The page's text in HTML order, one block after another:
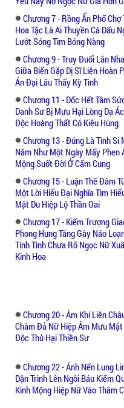
đó cha mẹ có thể
con cái thông qua
“Người ta bảo hai
ngọc nữ hạ phàm,
Ừ, hôm nay mình
của chúng, kẻo
là hai đứa cháu
không những
khác gì nhau, trên
cái lún đồng tiền.
đồng tiền của cô
em thì bên phải.
Ông ta đang nghĩ
của mình thì chợt
nói chuyện.
“Không sai
ta...”
Chương 7 - Rồng Ẩn Phố Chợ
Hoa Tặc Là Ai Thuyền Cá Dấu
Lướt Sóng Tìm Bóng Nàng
Chương 9 - Truy Đuổi Lẫn
Giữa Biển Gặp Dị Sĩ Liên Hoàn
Án Đại Lâu Thấy Kỳ Tình
Chương 11 - Dốc Hết Tâm
Danh Sư Bị Mưu Hại Lòng Dạ Ác
Độc Hoàng Thất Có Kiêu Hùng
Chương 13 - Đúng Là Tình Si
Năm Như Một Ngày Mấy Phen
Mộng Suốt Đời Ở Cấm Cung
Chương 15 - Luận Thế Đàm
Một Lời Hiểu Đại Nghĩa Tìm
Mật Du Hiệp Lộ Thần Oai
Chương 17 - Kiếm Trượng
Phong Hung Tăng Gây Náo
Tính Tình Chưa Rõ Ngọc Nữ
Kinh Hoa
Chương 20 - Ám Khí Liên
Châm Đả Nữ Hiệp Âm Mưu
Độc Thủ Hại Thiền Sư
Chương 22 - Ánh Nến Lung
Dận Trinh Lên Ngôi Báu Kiếm
Kinh Mộng Hiệp Nữ Vào Thâm